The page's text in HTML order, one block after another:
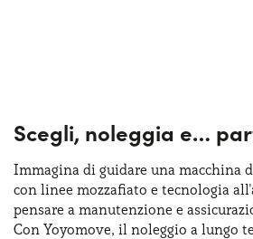
Scegli, noleggia e…
Immagina di guidare una macchina
con linee mozzafiato e tecnologia
pensare a manutenzione e
Con Yoyomove, il noleggio a lungo